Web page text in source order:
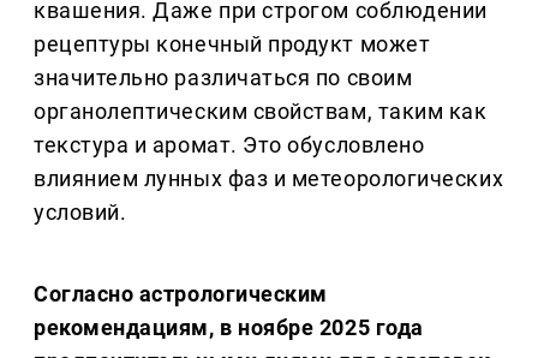
квашения. Даже при строгом соблюдении
рецептуры конечный продукт может
значительно различаться по своим
органолептическим свойствам, таким как
текстура и аромат. Это обусловлено
влиянием лунных фаз и метеорологических
условий.
Согласно астрологическим
рекомендациям, в ноябре 2025 года